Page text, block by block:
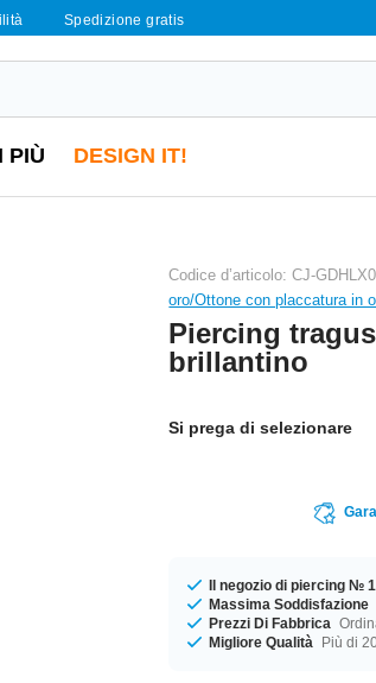
Spedizione gratis
PIÙ DESIGN IT!
Codice d’articolo: CJ-
oro/Ottone con placcatura in
Piercing
brillantino
Si prega di selezionare
Il negozio di piercing № 1
Massima Soddisfazione
Prezzi Di Fabbrica
Migliore Qualità
Più di